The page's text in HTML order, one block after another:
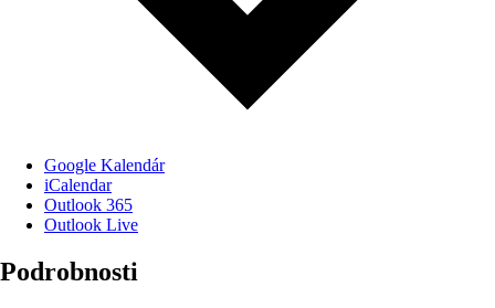
Google Kalendár
iCalendar
Outlook 365
Outlook Live
Podrobnosti